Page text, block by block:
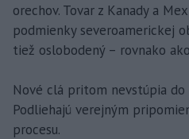
orechov. Tovar z Kanady a
podmienky severoamerickej
tiež oslobodený – rovnako
Nové clá pritom nevstúpia
Podliehajú verejným
procesu.